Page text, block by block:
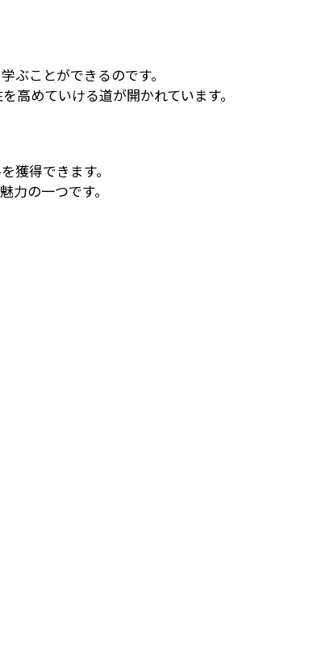
ことができるのです。
めていける道が開かれています。
獲得できます。
の一つです。